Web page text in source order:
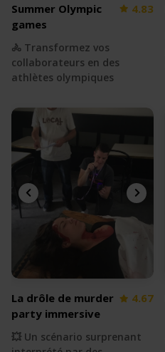
Summer Olympic
games
4.83
🚴 Transformez vos
collaborateurs en des
athlètes olympiques
La drôle de murder
party immersive
4.67
💥 Un scénario surprenant